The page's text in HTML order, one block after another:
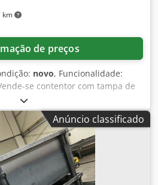
km
de preços
novo, Funcionalidade:
se contentor com tampa de
x 1250 mm Descrição do
com tampa de aço,
x 1250 mm, ideal para o transporte
materiais a granel ou
é robusto, seguro e está
Especificações técnicas: - Fundo:
de aço: 2 mm - Estrutura,
Anúncio classificado